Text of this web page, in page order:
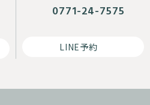
0771-24-7575
LINE予約